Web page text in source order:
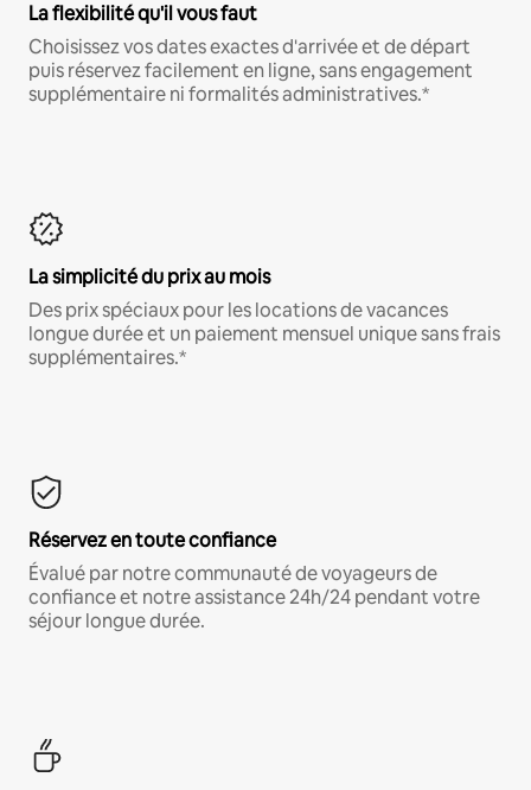
La flexibilité qu'il vous faut
Choisissez vos dates exactes d'arrivée et de départ
puis réservez facilement en ligne, sans engagement
supplémentaire ni formalités administratives.*
La simplicité du prix au mois
Des prix spéciaux pour les locations de vacances
longue durée et un paiement mensuel unique sans frais
supplémentaires.*
Réservez en toute confiance
Évalué par notre communauté de voyageurs de
confiance et notre assistance 24h/24 pendant votre
séjour longue durée.